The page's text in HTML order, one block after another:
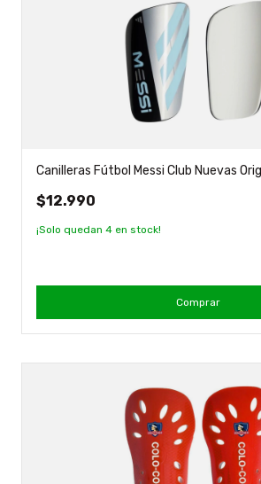
Canilleras Fútbol Messi Club Nuevas
$12.990
¡Solo quedan 4 en stock!
Comprar